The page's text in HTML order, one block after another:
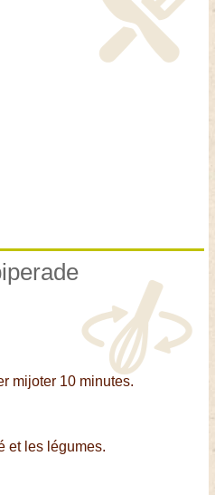
mijoter 10 minutes.
et les légumes.